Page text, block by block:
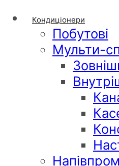
Кондиціонери
Побутові
Мульти-